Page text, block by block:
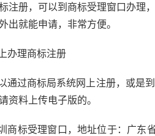
注册，可以到商标受理窗口办理
出就能申请，非常方便。
办理商标注册
通过商标局系统网上注册，或是
资料上传电子版的。
商标受理窗口，地址位于：广东